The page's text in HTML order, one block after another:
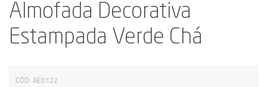
Almofada Decorativa
Estampada Verde Chá
CÓD: AE0122